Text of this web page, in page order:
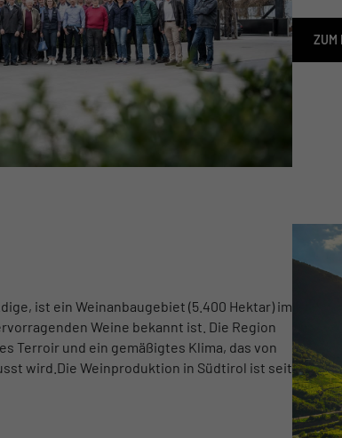
ZUM
ist ein Weinanbaugebiet (5.400 Hektar) im
Weine bekannt ist. Die Region
Terroir und ein gemäßigtes Klima, das von
wird.Die Weinproduktion in Südtirol ist seit